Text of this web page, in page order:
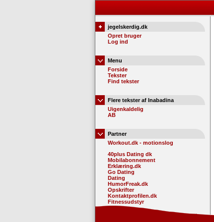
jegelskerdig.dk
Opret bruger
Log ind
Menu
Forside
Tekster
Find tekster
Flere tekster af Inabadina
Uigenkaldelig
AB
Partner
Workout.dk - motionslog
40plus Dating dk
Mobilabonnement
Erklæring.dk
Go Dating
Dating
HumorFreak.dk
Opskrifter
Kontaktprofilen.dk
Fitnessudstyr